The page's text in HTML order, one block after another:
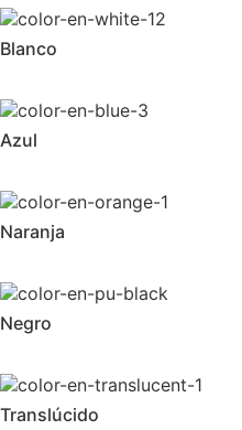
Blanco
Azul
Naranja
Negro
Translúcido